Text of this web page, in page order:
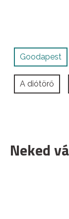
Goodapest
A diótörő
Neked